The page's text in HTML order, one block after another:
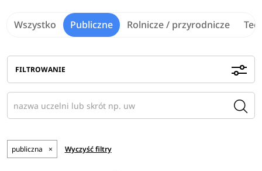
Wszystko Publiczne Rolnicze / przyrodnicze
FILTROWANIE
publiczna × Wyczyść filtry